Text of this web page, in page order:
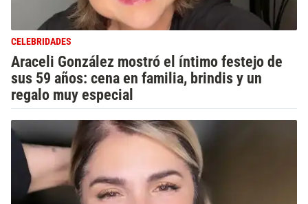
CELEBRIDADES
Araceli González mostró el íntimo festejo de
sus 59 años: cena en familia, brindis y un
regalo muy especial